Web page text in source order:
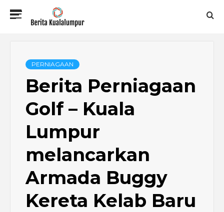
BERITA
KUALALUMPUR
PERNIAGAAN
Berita Perniagaan
Golf – Kuala
Lumpur
melancarkan
Armada Buggy
Kereta Kelab Baru